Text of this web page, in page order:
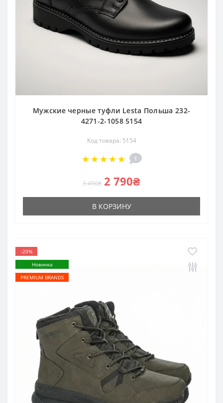
Мужские черные туфли Lesta Польша 232-
4271-2-1058 5154
Код товара: 5154
1
3 490₴ 2 790₴
В КОРЗИНУ
-20%
Новинка
PREMIUM BRANDS